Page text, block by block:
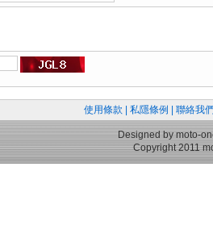
使用條款 私隱條例 聯絡我
Designed by moto-
Copyright 2011